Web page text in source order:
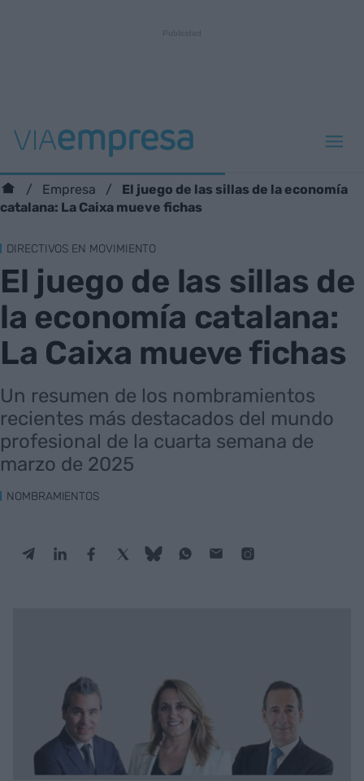
Empresa
El juego de las sillas de la economía
catalana: La Caixa mueve fichas
DIRECTIVOS EN MOVIMIENTO
El juego de las sillas de
la economía catalana:
La Caixa mueve fichas
Un resumen de los nombramientos
recientes más destacados del mundo
profesional de la cuarta semana de
marzo de 2025
NOMBRAMIENTOS